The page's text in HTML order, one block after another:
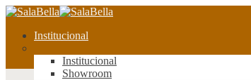
Institucional
Institucional
Showroom